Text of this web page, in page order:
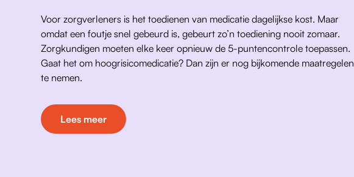
Voor zorgverleners is het toedienen van medicatie dagelijkse kost. Maar
omdat een foutje snel gebeurd is, gebeurt zo’n toediening nooit zomaar.
Zorgkundigen moeten elke keer opnieuw de 5-puntencontrole toepassen.
Gaat het om hoogrisicomedicatie? Dan zijn er nog bijkomende maatregelen
te nemen.
Lees meer